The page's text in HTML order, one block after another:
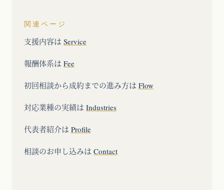
関連ページ
支援内容は Service
報酬体系は Fee
初回相談から成約までの進み方は Flow
対応業種の実績は Industries
代表者紹介は Profile
相談のお申し込みは Contact